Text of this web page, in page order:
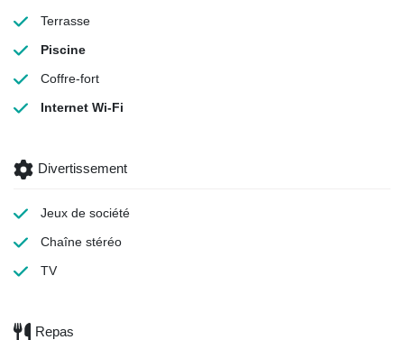
Terrasse
Piscine
Coffre-fort
Internet Wi-Fi
Divertissement
Jeux de société
Chaîne stéréo
TV
Repas